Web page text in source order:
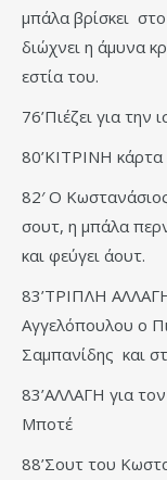
μπάλα βρίσκει
διώχνει η άμυνα
εστία του.
76’Πιέζει για την
80’ΚΙΤΡΙΝΗ
82′ Ο Κωστανάσιος
σουτ, η μπάλα
και φεύγει άουτ.
83’ΤΡΙΠΛΗ
Αγγελόπουλου ο
Σαμπανίδης και
83’ΑΛΛΑΓΗ για
Μποτέ
88’Σουτ του